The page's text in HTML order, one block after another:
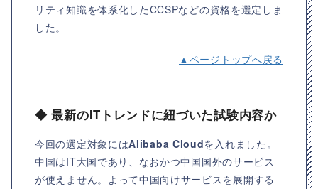
リティ知識を体系化したCCSPなどの資格を選定しま
した。
▲ページトップへ戻る
◆ 最新のITトレンドに紐づいた試験内容か
今回の選定対象にはAlibaba Cloudを入れました。
中国はIT大国であり、なおかつ中国国外のサービス
が使えません。よって中国向けサービスを展開する